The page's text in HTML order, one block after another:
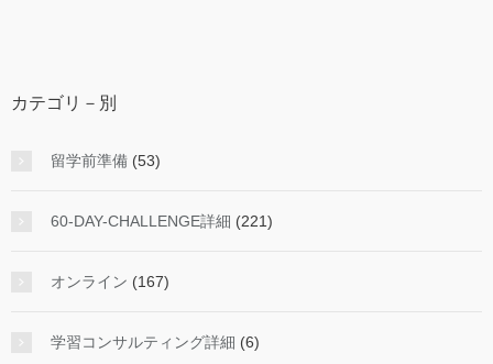
カテゴリ－別
留学前準備 (53)
60-DAY-CHALLENGE詳細 (221)
オンライン (167)
学習コンサルティング詳細 (6)